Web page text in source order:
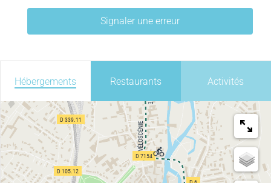
Signaler une erreur
Hébergements Restaurants Activités